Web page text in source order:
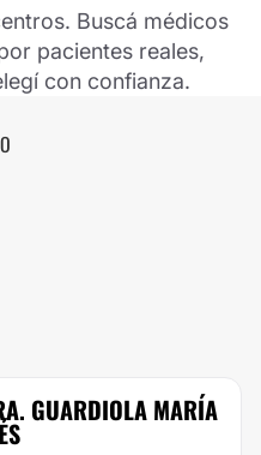
Buscá médicos
pacientes reales,
con confianza.
GUARDIOLA MARÍA